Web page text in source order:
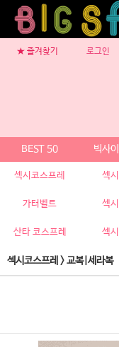
★ 즐겨찾기 로그인
BEST 50 빅사
섹시코스프레 섹
가터벨트 섹
산타 코스프레 섹
섹시코스프레 >교복|세라복